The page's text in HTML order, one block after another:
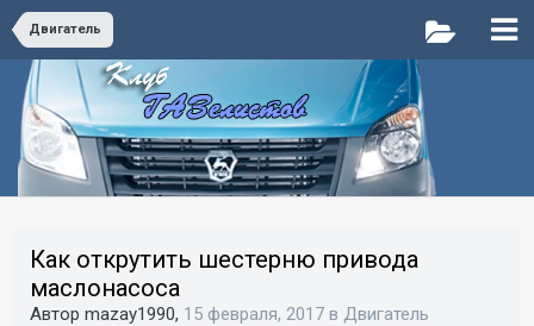
Двигатель
Как открутить шестерню привода
маслонасоса
Автор mazay1990, 15 февраля, 2017 в Двигатель